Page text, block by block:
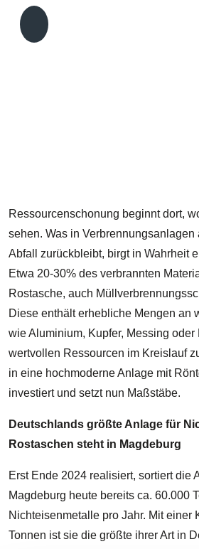
Ressourcenschonung beginnt dort,
sehen. Was in
Abfall zurückbleibt, birgt in Wahrheit
Etwa 20-30% des verbrannten
Rostasche, auch
Diese enthält erhebliche Mengen an
wie Aluminium, Kupfer, Messing
wertvollen Ressourcen im Kreislauf
in eine hochmoderne Anlage mit
investiert und setzt nun Maßstäbe.
Deutschlands größte Anlage für
Rostaschen steht in Magdeburg
Erst Ende 2024 realisiert, sortiert die
Magdeburg heute bereits ca. 60.000
Nichteisenmetalle pro Jahr. Mit einer
Tonnen ist sie die größte ihrer Art in